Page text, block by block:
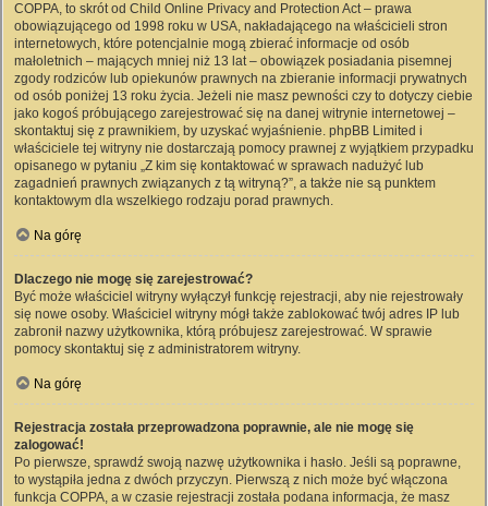
COPPA, to skrót od Child Online Privacy and Protection Act – prawa
obowiązującego od 1998 roku w USA, nakładającego na właścicieli stron
internetowych, które potencjalnie mogą zbierać informacje od osób
małoletnich – mających mniej niż 13 lat – obowiązek posiadania pisemnej
zgody rodziców lub opiekunów prawnych na zbieranie informacji prywatnych
od osób poniżej 13 roku życia. Jeżeli nie masz pewności czy to dotyczy ciebie
jako kogoś próbującego zarejestrować się na danej witrynie internetowej –
skontaktuj się z prawnikiem, by uzyskać wyjaśnienie. phpBB Limited i
właściciele tej witryny nie dostarczają pomocy prawnej z wyjątkiem przypadku
opisanego w pytaniu „Z kim się kontaktować w sprawach nadużyć lub
zagadnień prawnych związanych z tą witryną?”, a także nie są punktem
kontaktowym dla wszelkiego rodzaju porad prawnych.
Na górę
Dlaczego nie mogę się zarejestrować?
Być może właściciel witryny wyłączył funkcję rejestracji, aby nie rejestrowały
się nowe osoby. Właściciel witryny mógł także zablokować twój adres IP lub
zabronił nazwy użytkownika, którą próbujesz zarejestrować. W sprawie
pomocy skontaktuj się z administratorem witryny.
Na górę
Rejestracja została przeprowadzona poprawnie, ale nie mogę się
zalogować!
Po pierwsze, sprawdź swoją nazwę użytkownika i hasło. Jeśli są poprawne,
to wystąpiła jedna z dwóch przyczyn. Pierwszą z nich może być włączona
funkcja COPPA, a w czasie rejestracji została podana informacja, że masz